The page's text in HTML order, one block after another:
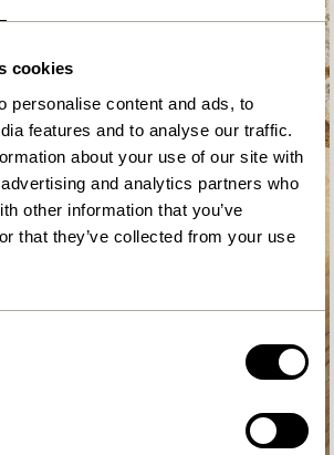
cookies
personalise content and ads, to
features and to analyse our traffic.
about your use of our site with
and analytics partners who
other information that you’ve
that they’ve collected from your use